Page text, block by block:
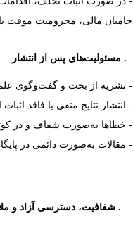
حامیان مالی، محرومیت موقت یا
مسئولیت‌های پس از انتشار
- نشریه از بحث و گفت‌وگوی
- انتشار نتایج منفی یا فاقد
- خطاها به‌صورت شفاف و در
- مقالات به‌صورت دائمی در